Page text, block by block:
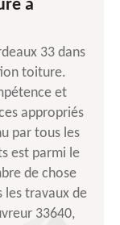
à
33 dans
toiture.
et
appropriés
par tous les
est parmi le
de chose
les travaux de
33640,